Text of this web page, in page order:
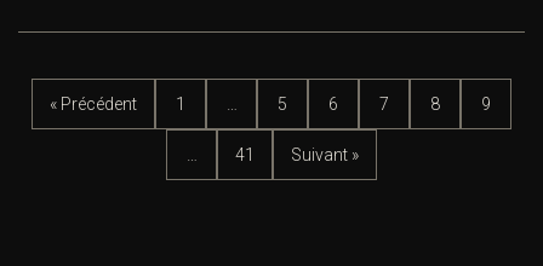
« Précédent 1 5 6 7 8 9
41 Suivant »